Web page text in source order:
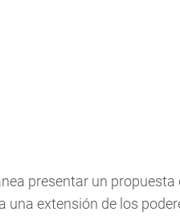
presentar un
una extensión de los